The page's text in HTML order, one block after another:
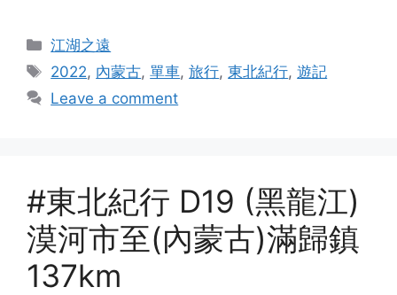
Categories
江湖之遠
Tags
2022, 內蒙古,單車,旅行,東北紀行,遊記
Leave a comment
#東北紀行 D19 (黑龍江)
漠河市至(內蒙古)滿歸鎮
137km